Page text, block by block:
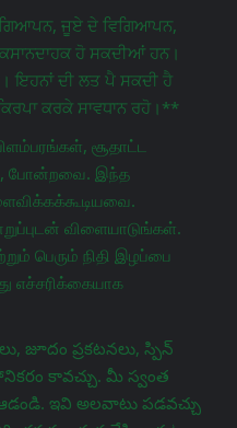
ਜੂਏ ਦੇ ਵਿਗਿਆਪਨ,
ਹੋ ਸਕਦੀਆਂ ਹਨ।
ਇਹਨਾਂ ਦੀ ਲਤ ਪੈ ਸਕਦੀ ਹੈ
ਕਰਕੇ ਸਾਵਧਾਨ ਰਹੋ।**
சூதாட்ட
போன்றவை. இந்த
விளையாடுங்கள்.
பெரும் நிதி இழப்பை
எச்சரிக்கையாக
జూదం ప్రకటనలు, స్పిన్
కావచ్చు. మీ స్వంత
ఇవి అలవాటు పడవచ్చు